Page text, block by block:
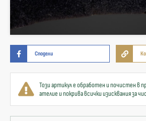
Сподели
Този артикул е обработен и почистен в
ателие и покрива всички изисквания за